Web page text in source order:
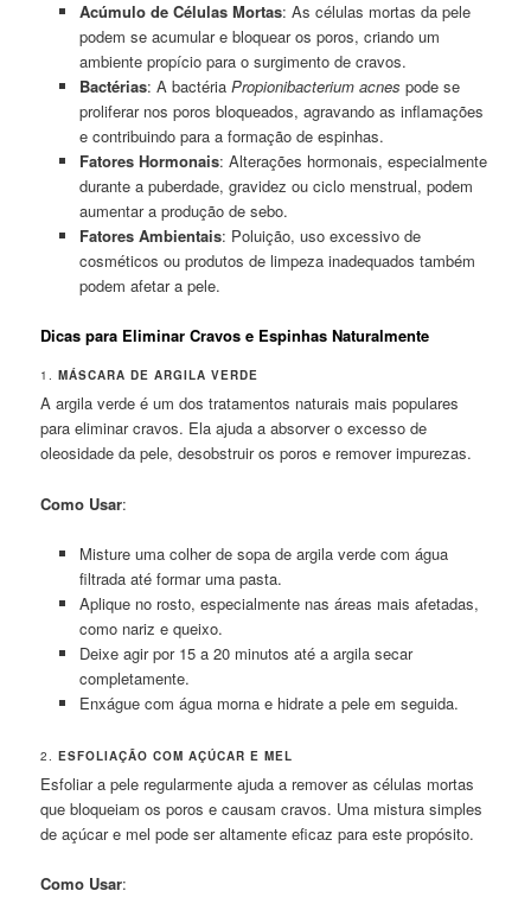
Acúmulo de Células Mortas: As células mortas da pele
podem se acumular e bloquear os poros, criando um
ambiente propício para o surgimento de cravos.
Bactérias: A bactéria Propionibacterium acnes pode se
proliferar nos poros bloqueados, agravando as inflamações
e contribuindo para a formação de espinhas.
Fatores Hormonais: Alterações hormonais, especialmente
durante a puberdade, gravidez ou ciclo menstrual, podem
aumentar a produção de sebo.
Fatores Ambientais: Poluição, uso excessivo de
cosméticos ou produtos de limpeza inadequados também
podem afetar a pele.
Dicas para Eliminar Cravos e Espinhas Naturalmente
1.MÁSCARA DE ARGILA VERDE
A argila verde é um dos tratamentos naturais mais populares
para eliminar cravos. Ela ajuda a absorver o excesso de
oleosidade da pele, desobstruir os poros e remover impurezas.
Como Usar:
Misture uma colher de sopa de argila verde com água
filtrada até formar uma pasta.
Aplique no rosto, especialmente nas áreas mais afetadas,
como nariz e queixo.
Deixe agir por 15 a 20 minutos até a argila secar
completamente.
Enxágue com água morna e hidrate a pele em seguida.
2.ESFOLIAÇÃO COM AÇÚCAR E MEL
Esfoliar a pele regularmente ajuda a remover as células mortas
que bloqueiam os poros e causam cravos. Uma mistura simples
de açúcar e mel pode ser altamente eficaz para este propósito.
Como Usar: